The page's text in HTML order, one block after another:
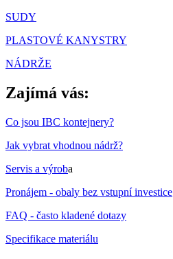
SUDY
PLASTOVÉ KANYSTRY
NÁDRŽE
Zajímá vás:
Co jsou IBC kontejnery?
Jak vybrat vhodnou nádrž?
Servis a výroba
Pronájem - obaly bez vstupní investice
FAQ - často kladené dotazy
Specifikace materiálu